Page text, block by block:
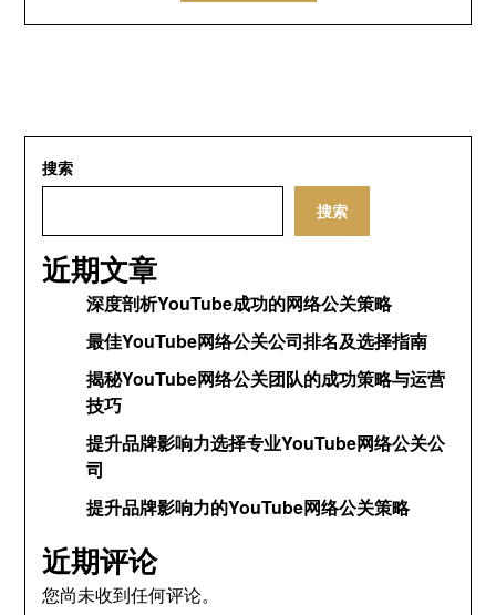
搜索
搜索
近期文章
深度剖析YouTube成功的网络公关策略
最佳YouTube网络公关公司排名及选择指南
揭秘YouTube网络公关团队的成功策略与运营
技巧
提升品牌影响力选择专业YouTube网络公关公
司
提升品牌影响力的YouTube网络公关策略
近期评论
您尚未收到任何评论。